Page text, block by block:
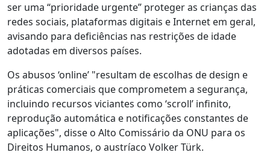
ser uma “prioridade urgente” proteger as crianças das
redes sociais, plataformas digitais e Internet em geral,
avisando para deficiências nas restrições de idade
adotadas em diversos países.
Os abusos ‘online’ "resultam de escolhas de design e
práticas comerciais que comprometem a segurança,
incluindo recursos viciantes como ‘scroll’ infinito,
reprodução automática e notificações constantes de
aplicações", disse o Alto Comissário da ONU para os
Direitos Humanos, o austríaco Volker Türk.